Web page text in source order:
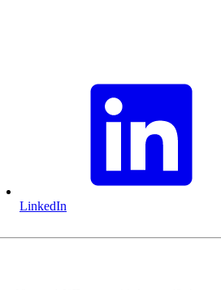
LinkedIn